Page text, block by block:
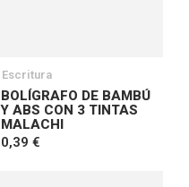
Escritura
BOLÍGRAFO DE BAMBÚ
Y ABS CON 3 TINTAS
MALACHI
0,39 €